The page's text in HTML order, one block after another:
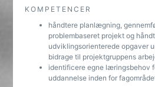
KOMPETENCER
håndtere planlægning,
problembaseret projekt og
udviklingsorienterede opgaver
bidrage til projektgruppens
identificere egne læringsbehov
uddannelse inden for